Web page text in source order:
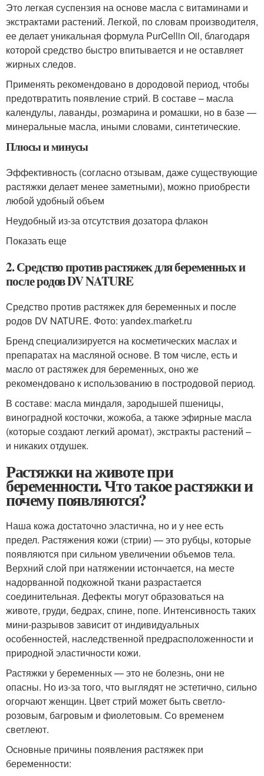
Это легкая суспензия на основе масла с витаминами и
экстрактами растений. Легкой, по словам производителя,
ее делает уникальная формула PurCellin Oil, благодаря
которой средство быстро впитывается и не оставляет
жирных следов.
Применять рекомендовано в дородовой период, чтобы
предотвратить появление стрий. В составе – масла
календулы, лаванды, розмарина и ромашки, но в базе —
минеральные масла, иными словами, синтетические.
Плюсы и минусы
Эффективность (согласно отзывам, даже существующие
растяжки делает менее заметными), можно приобрести
любой удобный объем
Неудобный из-за отсутствия дозатора флакон
Показать еще
2. Средство против растяжек для беременных и
после родов DV NATURE
Средство против растяжек для беременных и после
родов DV NATURE. Фото: yandex.market.ru
Бренд специализируется на косметических маслах и
препаратах на масляной основе. В том числе, есть и
масло от растяжек для беременных, оно же
рекомендовано к использованию в постродовой период.
В составе: масла миндаля, зародышей пшеницы,
виноградной косточки, жожоба, а также эфирные масла
(которые создают легкий аромат), экстракты растений –
и никаких отдушек.
Растяжки на животе при
беременности. Что такое растяжки и
почему появляются?
Наша кожа достаточно эластична, но и у нее есть
предел. Растяжения кожи (стрии) — это рубцы, которые
появляются при сильном увеличении объемов тела.
Верхний слой при натяжении истончается, на месте
надорванной подкожной ткани разрастается
соединительная. Дефекты могут образоваться на
животе, груди, бедрах, спине, попе. Интенсивность таких
мини-разрывов зависит от индивидуальных
особенностей, наследственной предрасположенности и
природной эластичности кожи.
Растяжки у беременных — это не болезнь, они не
опасны. Но из-за того, что выглядят не эстетично, сильно
огорчают женщин. Цвет стрий может быть светло-
розовым, багровым и фиолетовым. Со временем
светлеют.
Основные причины появления растяжек при
беременности: